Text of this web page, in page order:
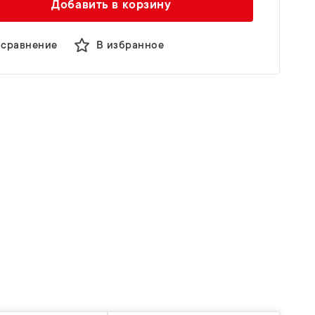
Добавить в корзину
В избранное